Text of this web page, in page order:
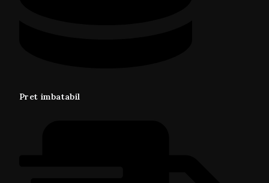
Pret imbatabil